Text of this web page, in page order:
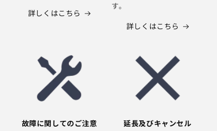
詳しくはこちら
す。
詳しくはこちら
故障に関してのご注意
延長及びキャンセル